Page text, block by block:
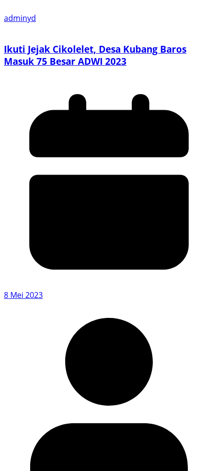
adminyd
Ikuti Jejak Cikolelet, Desa Kubang Baros
Masuk 75 Besar ADWI 2023
8 Mei 2023